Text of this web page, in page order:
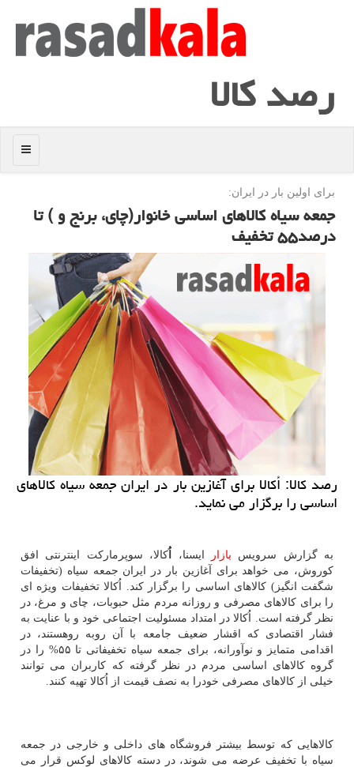
رصد كالا
منو
برای اولین بار در ایران:
جمعه سیاه كالاهای اساسی خانوار(چای، برنج و ) تا
درصد۵۵ تخفیف
رصد كالا: اُكالا برای آغازین بار در ایران جمعه سیاه كالاهای
اساسی را برگزار می نماید.
به گزارش سرویس بازار ایسنا،
كالا، سوپرماركت اینترنتی افق
كوروش، می خواهد برای آغازین بار در ایران جمعه سیاه (تخفیفات
شگفت انگیز) كالاهای اساسی را برگزار كند. اُكالا تخفیفات ویژه ای
را برای كالاهای مصرفی و روزانه مردم مثل حبوبات، چای و مرغ، در
نظر گرفته است. اُكالا در امتداد مسئولیت اجتماعی خود و با عنایت به
فشار اقتصادی كه اقشار ضعیف جامعه با آن روبه روهستند، در
اقدامی متمایز و نوآورانه، برای جمعه سیاه تخفیفاتی تا ۵۵% را در
گروه كالاهای اساسی مردم در نظر گرفته كه كاربران می توانند
خیلی از كالاهای مصرفی خودرا به نصف قیمت از اُكالا تهیه كنند.
كالاهایی كه توسط بیشتر فروشگاه های داخلی و خارجی در جمعه
سیاه با تخفیف عرضه می شوند، در دسته كالاهای لوكس قرار می